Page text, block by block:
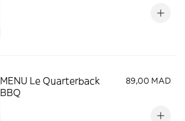
MENU Le Quarterback
BBQ
89,00 MAD